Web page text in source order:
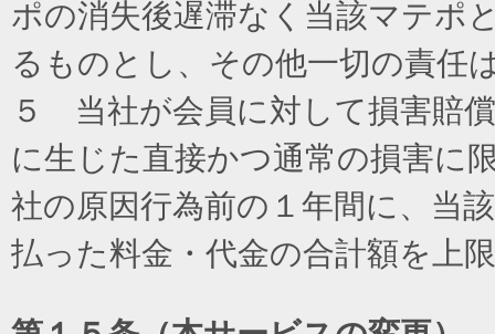
ポの消失後遅滞なく当該マテポ
るものとし、その他一切の責任
５ 当社が会員に対して損害賠
に生じた直接かつ通常の損害に
社の原因行為前の１年間に、当
払った料金・代金の合計額を上